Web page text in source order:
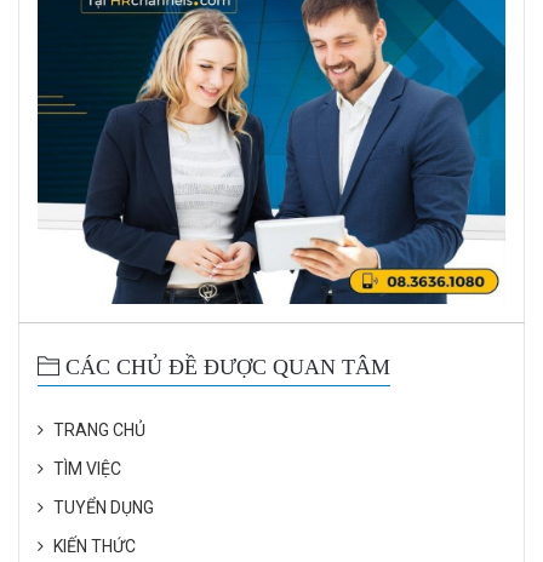
CÁC CHỦ ĐỀ ĐƯỢC QUAN TÂM
TRANG CHỦ
TÌM VIỆC
TUYỂN DỤNG
KIẾN THỨC